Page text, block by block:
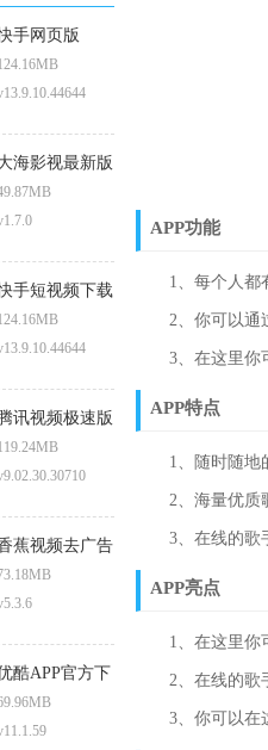
手网页版
海影视最新版
手短视频下载
费版
讯视频极速版
蕉视频去广告
酷APP官方下
安装
APP功能
1、每个人都有
2、你可以通过
3、在这里你可
APP特点
1、随时随地的
2、海量优质歌
3、在线的歌手
APP亮点
1、在这里你可
2、在线的歌手
3、你可以在这